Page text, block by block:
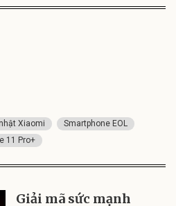
Xiaomi
Smartphone EOL
11 Pro+
Giải mã sức mạnh